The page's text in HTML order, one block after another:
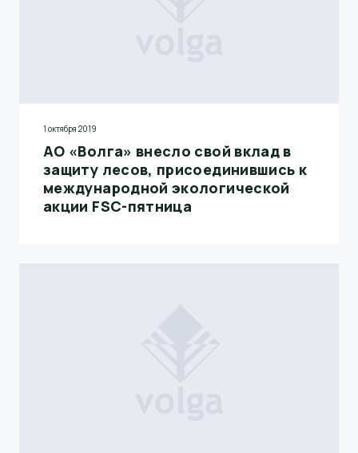
1 октября 2019
АО «Волга» внесло свой вклад в
защиту лесов, присоединившись к
международной экологической
акции FSC-пятница